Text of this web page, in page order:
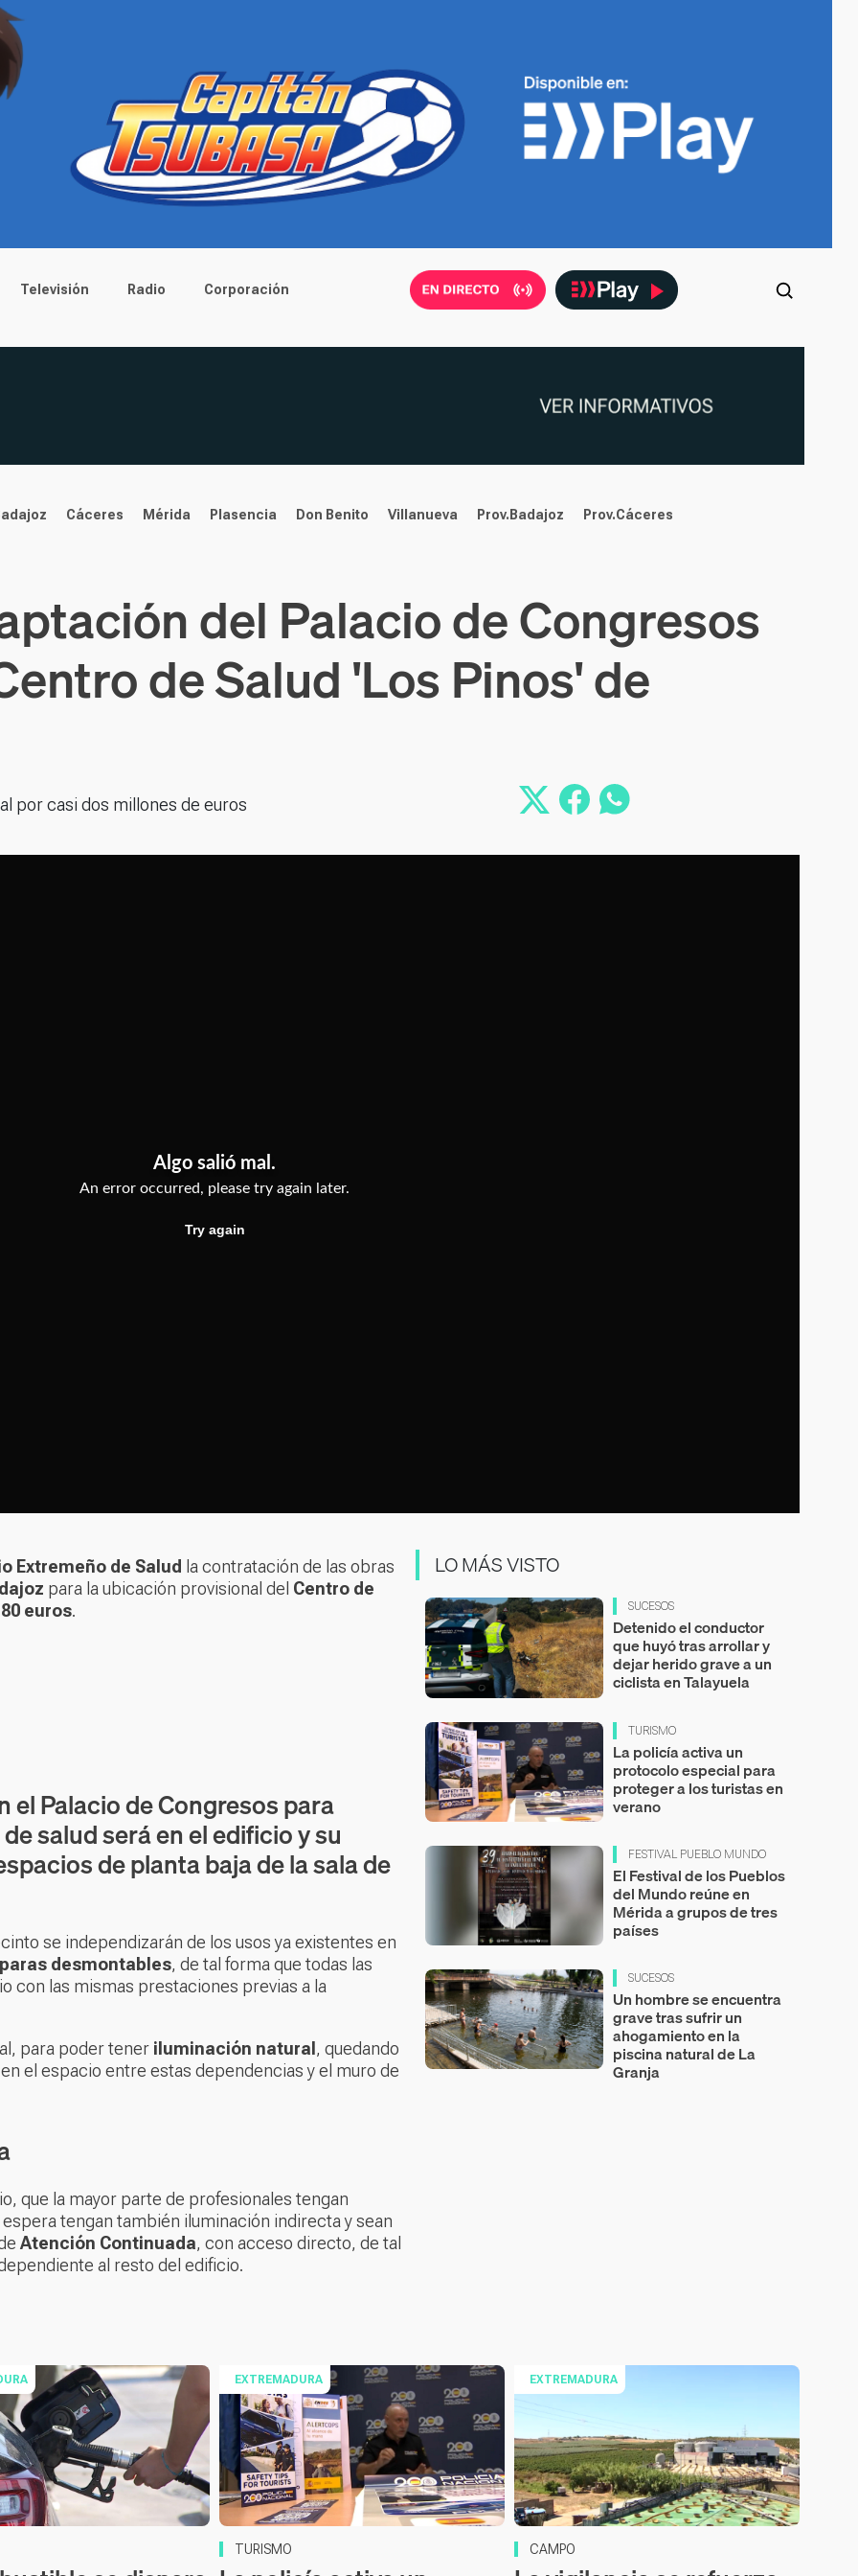
Televisión Radio Corporación
Cáceres Mérida Plasencia Don Benito Villanueva Prov.Badajoz Prov.Cáceres
del Palacio de Congresos
de Salud 'Los Pinos' de
por casi dos millones de euros
Extremeño de Salud la contratación de las obras
para la ubicación provisional del Centro de
euros.
el Palacio de Congresos para
salud será en el edificio y su
de planta baja de la sala de
se independizarán de los usos ya existentes en
desmontables, de tal forma que todas las
con las mismas prestaciones previas a la
para poder tener iluminación natural , quedando
el espacio entre estas dependencias y el muro de
que la mayor parte de profesionales tengan
tengan también iluminación indirecta y sean
Atención Continuada, con acceso directo, de tal
al resto del edificio.
LO MÁS VISTO
SUCESOS
Detenido el conductor
que huyó tras arrollar y
dejar herido grave a un
ciclista en Talayuela
TURISMO
La policía activa un
protocolo especial para
proteger a los turistas en
verano
FESTIVAL PUEBLO MUNDO
El Festival de los Pueblos
del Mundo reúne en
Mérida a grupos de tres
países
SUCESOS
Un hombre se encuentra
grave tras sufrir un
ahogamiento en la
piscina natural de La
Granja
EXTREMADURA
TURISMO
EXTREMADURA
CAMPO